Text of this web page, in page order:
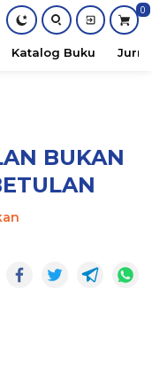
0
Katalog Buku
BUKAN